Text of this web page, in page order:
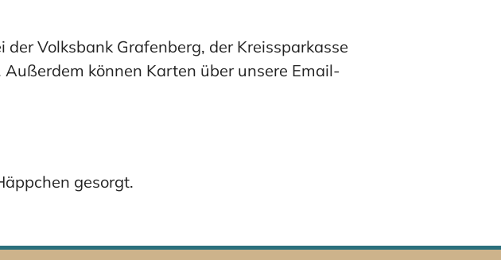
Volksbank Grafenberg, der Kreissparkasse
können Karten über unsere Email-
gesorgt.